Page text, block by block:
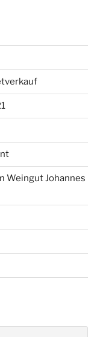
Weingut Johannes